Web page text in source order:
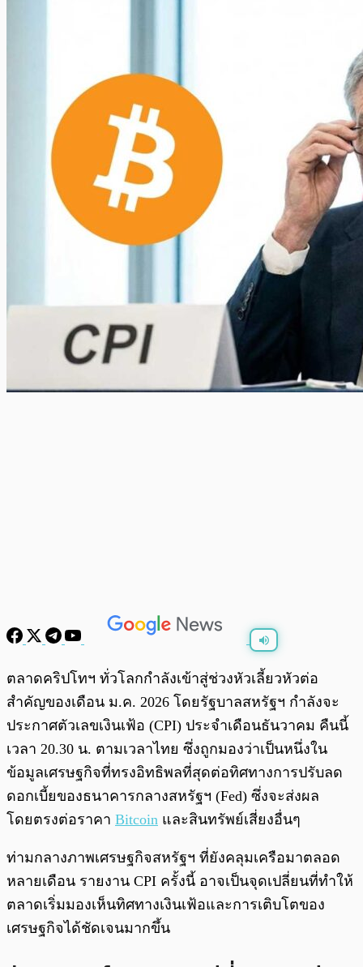
พร้อมเล่น 0:00 0:00
ตลาดคริปโทฯ ทั่วโลกกำลังเข้าสู่ช่วงหัวเลี้ยวหัวต่อ
สำคัญของเดือน ม.ค. 2026 โดยรัฐบาลสหรัฐฯ กำลังจะ
ประกาศตัวเลขเงินเฟ้อ (CPI) ประจำเดือนธันวาคม คืนนี้
เวลา 20.30 น. ตามเวลาไทย ซึ่งถูกมองว่าเป็นหนึ่งใน
ข้อมูลเศรษฐกิจที่ทรงอิทธิพลที่สุดต่อทิศทางการปรับลด
ดอกเบี้ยของธนาคารกลางสหรัฐฯ (Fed) ซึ่งจะส่งผล
โดยตรงต่อราคา Bitcoin และสินทรัพย์เสี่ยงอื่นๆ
ท่ามกลางภาพเศรษฐกิจสหรัฐฯ ที่ยังคลุมเครือมาตลอด
หลายเดือน รายงาน CPI ครั้งนี้ อาจเป็นจุดเปลี่ยนที่ทำให้
ตลาดเริ่มมองเห็นทิศทางเงินเฟ้อและการเติบโตของ
เศรษฐกิจได้ชัดเจนมากขึ้น